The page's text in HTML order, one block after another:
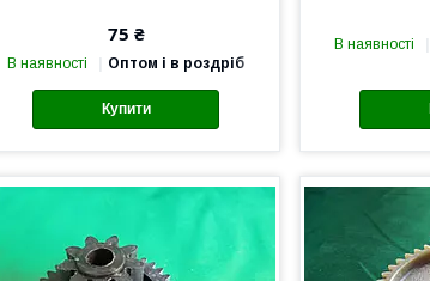
75 ₴
В наявності Оптом і в роздріб
Купити
В наявності